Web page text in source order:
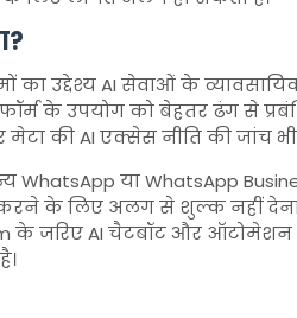
का उद्देश्य AI सेवाओं के
के उपयोग को बेहतर ढंग से
मेटा की AI एक्सेस नीति की जांच
या WhatsApp
के लिए अलग से शुल्क नहीं देना
के जरिए AI चैटबॉट और